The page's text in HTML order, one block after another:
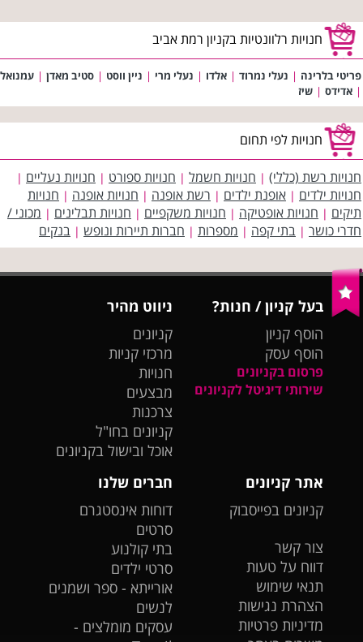
חנויות רלוונטיות בקניון רמת אביב
פריטי בלרינה | נעלי נמרוד | אלדו | נעלי מרי | ניין ווסט | סטיב מאדן | עמנואל
| אדידס | שיז
חנויות לפי תחום
חנויות רשת (כללי) | חנויות חשמל | חנויות ספורט | חנויות נעליים |
חנויות ילדים | אופנת ילדים | רשת אופנה | חנויות אופנה | חנויות
תיקים | חנויות אופטיקה | חנויות משקפיים | חנויות תבלינים | מכוני /
חדרי כושר | בתי קפה | מספרות | חברות תיירות ונופש | בנקים
בעל קניון / חנות?
הוסף קניון
הוסף עסק
פרסום בקניונים
שירותי דיגיטל לקניונים
ניווט מהיר
קניונים
מרכזי קניות
חנויות
מבצעים
צרכנות
קניונים בחו"ל
אוכל ובישול בקניונים
אתר קניונים
קניונים בפייסבוק
צור קשר
דווח על טעות
תנאי שימוש
הצהרת נגישות
מדיניות פרטיות
חברים שלנו
דוחות אינסטגרם
סרטים
בתי קולנוע
סרטי ילדים
אורייתא - ספר ושמנים
לנשים
עסקים מומלצים -